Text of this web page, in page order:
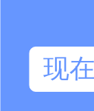
现